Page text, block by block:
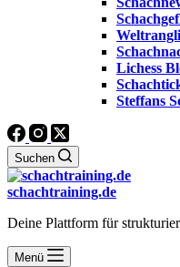
Lichess
Steffans
Suchen
schachtraining.de
Deine Plattform für
Menü